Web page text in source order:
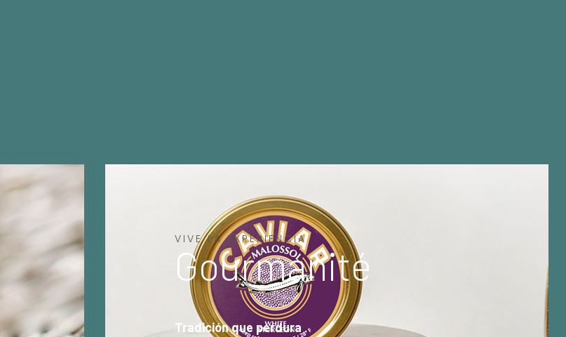
VIVE LA EXPERIENCIA
Gourmanité
Tradición que perdura